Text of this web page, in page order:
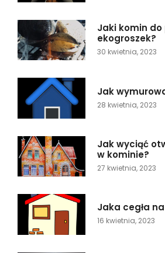
Jaki komin
ekogroszek?
30 kwietnia, 2023
Jak
28 kwietnia, 2023
Jak wyciąć
w kominie?
27 kwietnia, 2023
Jaka cegła
16 kwietnia, 2023